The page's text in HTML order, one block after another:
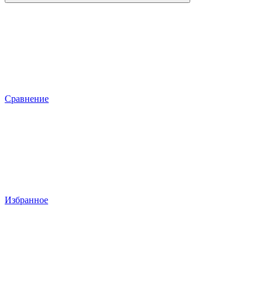
Сравнение
Избранное